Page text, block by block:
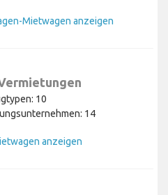
Mietwagen anzeigen
10
14
anzeigen